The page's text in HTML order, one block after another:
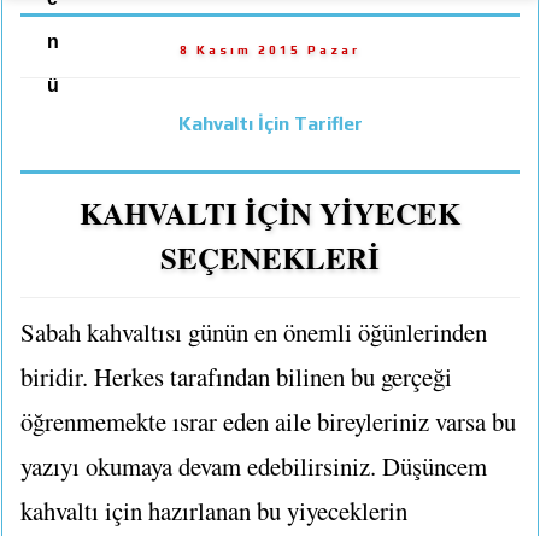
n
ü
8 Kasım 2015 Pazar
Kahvaltı İçin Tarifler
KAHVALTI İÇİN YİYECEK
SEÇENEKLERİ
Sabah kahvaltısı günün en önemli öğünlerinden
biridir. Herkes tarafından bilinen bu gerçeği
öğrenmemekte ısrar eden aile bireyleriniz varsa bu
yazıyı okumaya devam edebilirsiniz. Düşüncem
kahvaltı için hazırlanan bu yiyeceklerin